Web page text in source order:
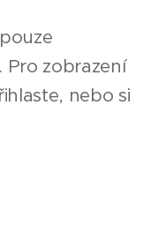
Pro zobrazení
nebo si